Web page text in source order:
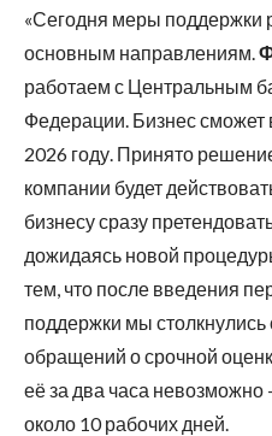
«Сегодня меры поддержки
основным направлениям.
работаем с Центральным
Федерации. Бизнес сможет
2026 году. Принято
компании будет
бизнесу сразу
дожидаясь новой
тем, что после введения
поддержки мы
обращений о срочной
её за два часа невозможно
около 10 рабочих дней.